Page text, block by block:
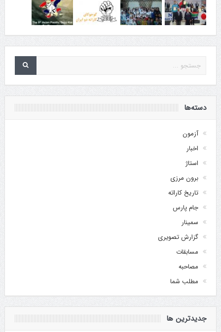
دسته‌ها
آزمون
اخبار
استاژ
برون مرزی
تاریخ کاراته
جام پارس
سمینار
گزارش تصویری
مسابقات
مصاحبه
مطلب شما
جدیدترین ها